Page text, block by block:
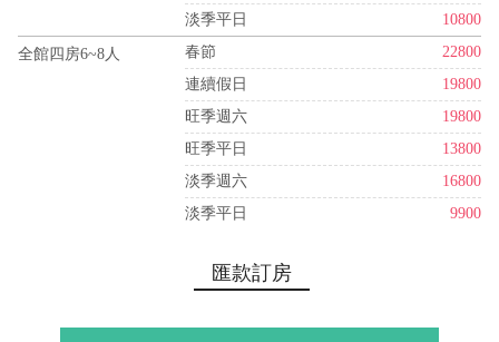
淡季平日
10800
全館四房6~8人 春節
22800
連續假日
19800
旺季週六
19800
旺季平日
13800
淡季週六
16800
淡季平日
9900
匯款訂房